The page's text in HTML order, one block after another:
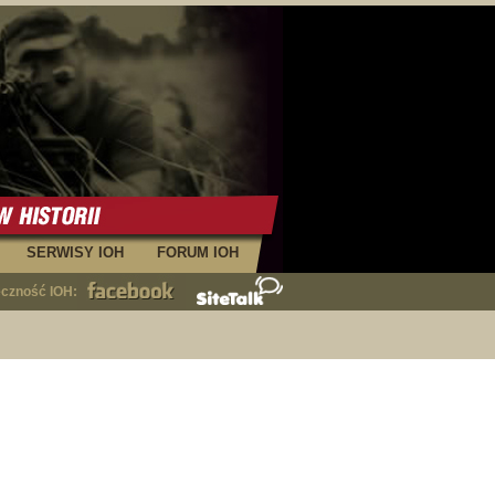
FORUM IOH
SERWISY IOH
IOH: